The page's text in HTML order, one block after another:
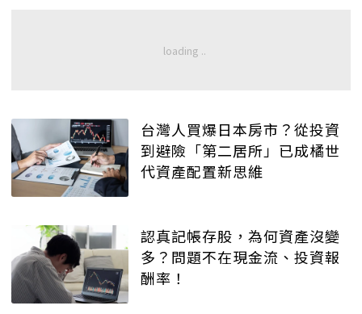
台灣人買爆日本房市？從投資
到避險「第二居所」已成橘世
代資產配置新思維
認真記帳存股，為何資產沒變
多？問題不在現金流、投資報
酬率！